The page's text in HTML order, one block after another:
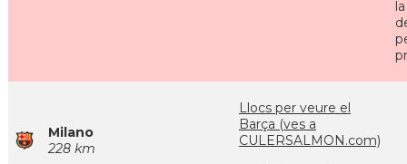
Milano
228 km
Llocs per veure el
Barça (ves a
CULERSALMON.com)